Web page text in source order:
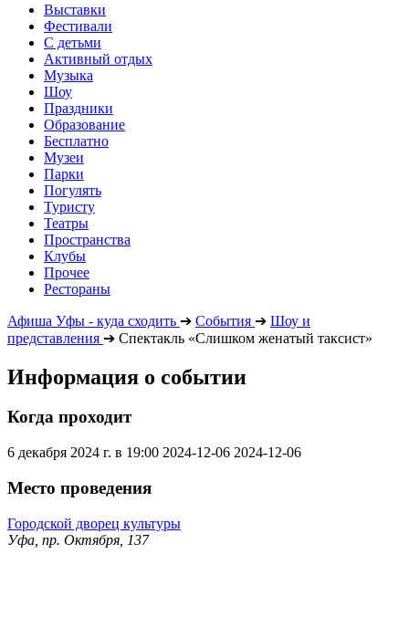
Выставки
Фестивали
С детьми
Активный отдых
Музыка
Шоу
Праздники
Образование
Бесплатно
Музеи
Парки
Погулять
Туристу
Театры
Пространства
Клубы
Прочее
Рестораны
Афиша Уфы - куда сходить ➔ События ➔ Шоу и
представления ➔ Спектакль «Слишком женатый таксист»
Информация о событии
Когда проходит
6 декабря 2024 г. в 19:00 2024-12-06 2024-12-06
Место проведения
Городской дворец культуры
Уфа, пр. Октября, 137